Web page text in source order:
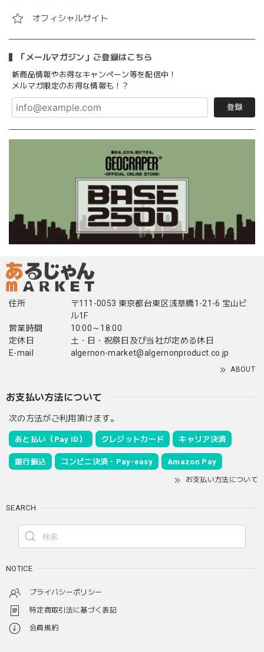
オフィシャルサイト
「メールマガジン」ご登録はこちら
新商品情報やお得なキャンペーン等を配信中！
メルマガ限定のお得な情報も！？
登録
住所
〒111-0053 東京都台東区浅草橋1-21-6 宝山ビ
ル1F
営業時間
10:00～18:00
定休日
土・日・祝祭日及び当社が定める休日
E-mail
algernon-market@algernonproduct.co.jp
ABOUT
お支払い方法について
次の方法がご利用頂けます。
あと払い（Pay ID） クレジットカード キャリア決済
銀行振込 コンビニ決済・Pay-easy Amazon Pay
お支払い方法について
SEARCH
NOTICE
プライバシーポリシー
特定商取引法に基づく表記
会員規約